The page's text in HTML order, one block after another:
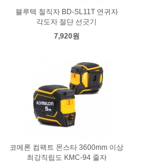
블루텍 철직자 BD-SL11T 연귀자
각도자 절단 선긋기
7,920원
코메론 컴팩트 몬스타 3600mm 이상
최강직립도 KMC-94 줄자